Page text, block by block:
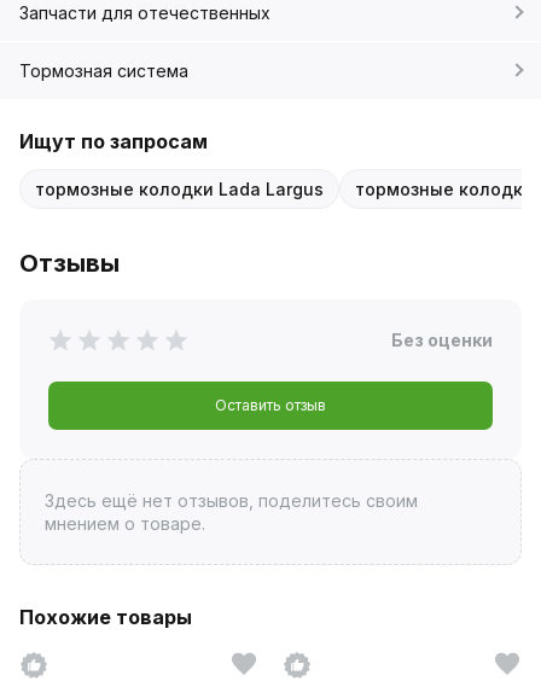
Запчасти для отечественных
Тормозная система
Ищут по запросам
тормозные колодки Lada Largus тормозные колодки
Отзывы
Без оценки
Оставить отзыв
Здесь ещё нет отзывов, поделитесь своим
мнением о товаре.
Похожие товары